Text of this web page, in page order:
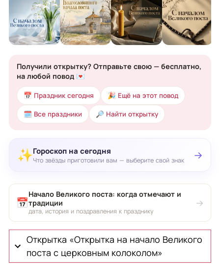
Получили открытку? Отправьте свою — бесплатно,
на любой повод 💌
📅 Праздник сегодня 🎉 Ещё на этот повод
🗓 Все праздники 🔎 Найти открытку
✨Гороскоп на сегодня
Что звёзды приготовили вам — выберите свой знак →
📅
Начало Великого поста: когда отмечают и
традиции
дата, история и поздравления к празднику
→
Открытка «Открытка на начало Великого
поста с церковным колоколом»